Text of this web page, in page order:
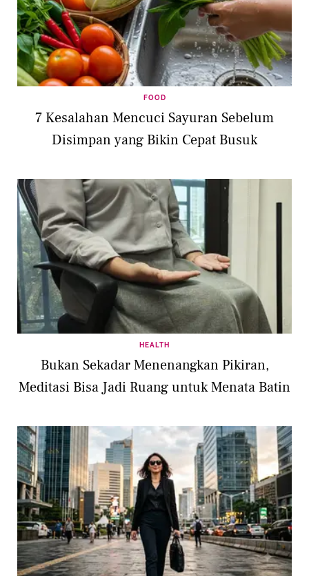
FOOD
7 Kesalahan Mencuci Sayuran Sebelum
Disimpan yang Bikin Cepat Busuk
HEALTH
Bukan Sekadar Menenangkan Pikiran,
Meditasi Bisa Jadi Ruang untuk Menata Batin